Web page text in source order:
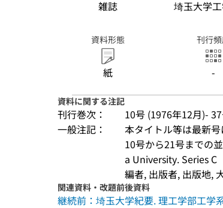
雑誌 埼玉大学
資料形態
紙
刊行
-
資料に関する注記
刊行巻次：
10号 (1976年12月)-
一般注記：
本タイトル等は最新号
10号から21号までの
a University. Series C
編者, 出版者, 出版地,
関連資料・改題前後資料
継続前：埼玉大学紀要. 理工学部工学